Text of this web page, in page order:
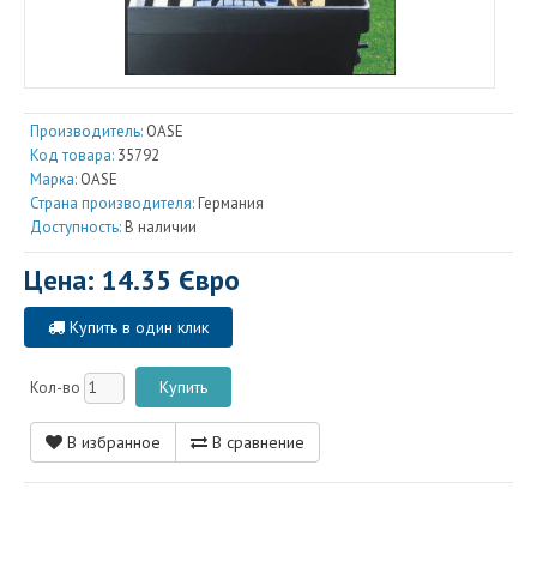
Производитель: OASE
Код товара: 35792
Марка: OASE
Страна производителя: Германия
Доступность: В наличии
Цена: 14.35 Євро
Купить в один клик
Кол-во
В избранное В сравнение